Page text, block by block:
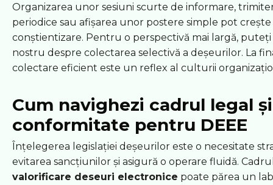
Organizarea unor sesiuni scurte de informare,
periodice sau afișarea unor postere simple pot
conștientizare. Pentru o perspectivă mai largă,
nostru despre colectarea selectivă a deșeurilor. La
colectare eficient este un reflex al culturii
Cum navighezi cadrul legal
conformitate pentru DEEE
Înțelegerea legislației deșeurilor este o necesitate
evitarea sancțiunilor și asigură o operare fluidă.
valorificare deseuri electronice poate părea un